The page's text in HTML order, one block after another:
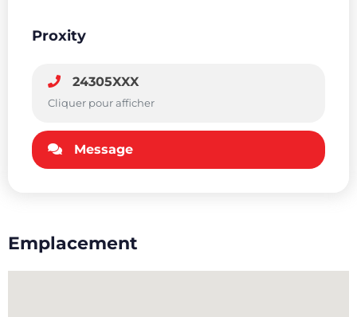
Proxity
24305XXX
Cliquer pour afficher
Message
Emplacement